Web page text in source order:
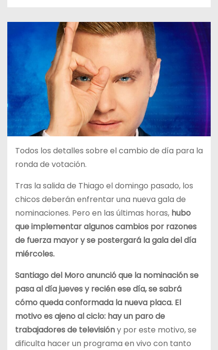
Todos los detalles sobre el cambio de día para la
ronda de votación.
Tras la salida de Thiago el domingo pasado, los
chicos deberán enfrentar una nueva gala de
nominaciones. Pero en las últimas horas, hubo
que implementar algunos cambios por razones
de fuerza mayor y se postergará la gala del día
miércoles.
Santiago del Moro anunció que la nominación se
pasa al día jueves y recién ese día, se sabrá
cómo queda conformada la nueva placa. El
motivo es ajeno al ciclo: hay un paro de
trabajadores de televisióny por este motivo, se
dificulta hacer un programa en vivo con tanto